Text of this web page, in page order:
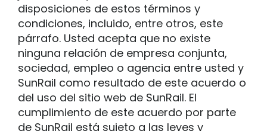
disposiciones de estos términos y
condiciones, incluido, entre otros, este
párrafo. Usted acepta que no existe
ninguna relación de empresa conjunta,
sociedad, empleo o agencia entre usted y
SunRail como resultado de este acuerdo o
del uso del sitio web de SunRail. El
cumplimiento de este acuerdo por parte
de SunRail está sujeto a las leyes y